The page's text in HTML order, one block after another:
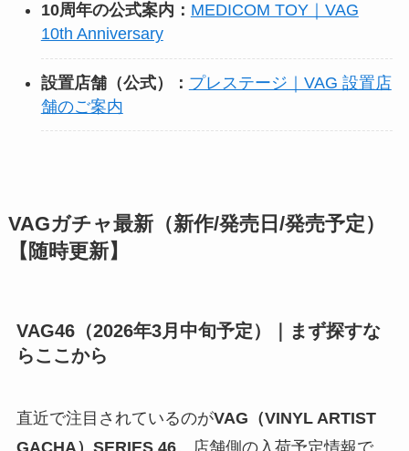
10周年の公式案内： MEDICOM TOY｜VAG
10th Anniversary
設置店舗（公式）： プレステージ｜VAG 設置店
舗のご案内
VAGガチャ最新（新作/発売日/発売予定）
【随時更新】
VAG46（2026年3月中旬予定）｜まず探すな
らここから
直近で注目されているのがVAG（VINYL ARTIST